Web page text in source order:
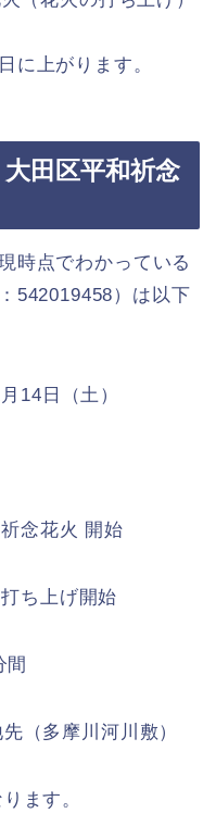
に上がります。
田区平和祈念
時点でわかっている
542019458）は以下
14日（土）
念花火 開始
ち上げ開始
間
（多摩川河川敷）
ます。